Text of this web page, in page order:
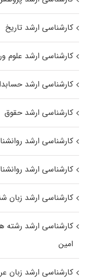
کارشناسی ارشد تاریخ
کارشناسی ارشد علوم
کارشناسی ارشد
کارشناسی ارشد حقوق
کارشناسی ارشد
کارشناسی ارشد
کارشناسی ارشد زبان
کارشناسی ارشد رﺷﺘﻪ
اﻣﻴﻦ
کارشناسی ارشد زبان